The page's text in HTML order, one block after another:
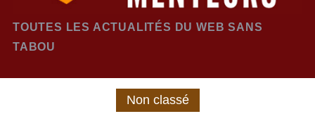
TOUTES LES ACTUALITÉS DU WEB SANS
TABOU
Non classé